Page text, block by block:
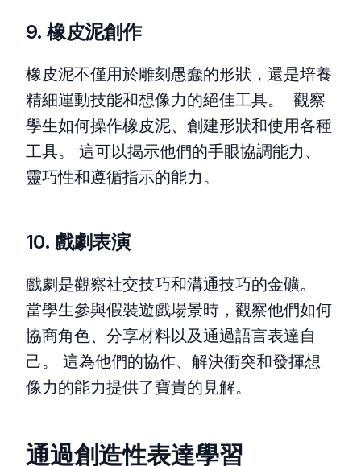
9. 橡皮泥創作
橡皮泥不僅用於雕刻愚蠢的形狀，還是培養
精細運動技能和想像力的絕佳工具。 觀察
學生如何操作橡皮泥、創建形狀和使用各種
工具。 這可以揭示他們的手眼協調能力、
靈巧性和遵循指示的能力。
10. 戲劇表演
戲劇是觀察社交技巧和溝通技巧的金礦。
當學生參與假裝遊戲場景時，觀察他們如何
協商角色、分享材料以及通過語言表達自
己。 這為他們的協作、解決衝突和發揮想
像力的能力提供了寶貴的見解。
通過創造性表達學習